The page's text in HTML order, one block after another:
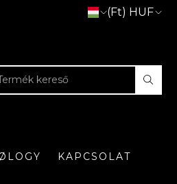
(Ft) HUF
KAPCSOLAT